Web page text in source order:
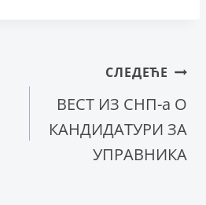
СЛЕДЕЋЕ
ВЕСТ ИЗ СНП-a О
КАНДИДАТУРИ ЗА
УПРАВНИКА